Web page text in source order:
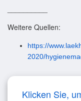
Weitere Quellen:
https://
2020/
Klicken Sie,